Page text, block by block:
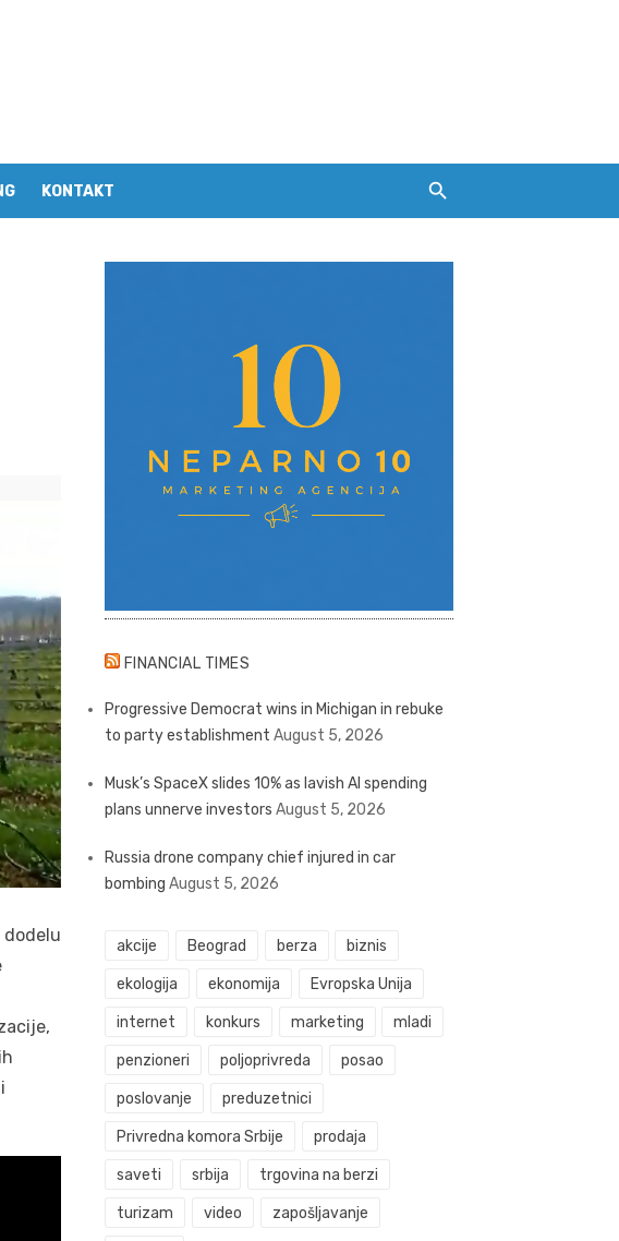
KONTAKT
dodelu
FINANCIAL TIMES
Progressive Democrat wins in Michigan in rebuke
to party establishment August 5, 2026
Musk’s SpaceX slides 10% as lavish AI spending
plans unnerve investors August 5, 2026
Russia drone company chief injured in car
bombing August 5, 2026
akcije Beograd berza biznis
ekologija ekonomija Evropska Unija
internet konkurs marketing mladi
penzioneri poljoprivreda posao
poslovanje preduzetnici
Privredna komora Srbije prodaja
saveti srbija trgovina na berzi
turizam video zapošljavanje